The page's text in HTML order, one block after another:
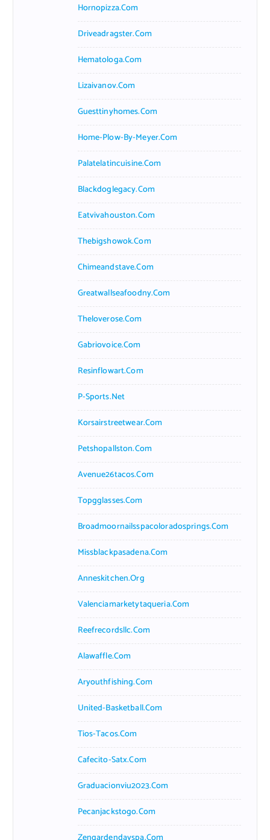
Hornopizza.com
Driveadragster.com
Hematologa.com
Lizaivanov.com
Guesttinyhomes.com
Home-Plow-By-Meyer.com
Palatelatincuisine.com
Blackdoglegacy.com
Eatvivahouston.com
Thebigshowok.com
Chimeandstave.com
Greatwallseafoodny.com
Theloverose.com
Gabriovoice.com
Resinflowart.com
P-Sports.net
Korsairstreetwear.com
Petshopallston.com
Avenue26tacos.com
Topgglasses.com
Broadmoornailsspacoloradosprings.com
Missblackpasadena.com
Anneskitchen.org
Valenciamarketytaqueria.com
Reefrecordsllc.com
Alawaffle.com
Aryouthfishing.com
United-Basketball.com
Tios-Tacos.com
Cafecito-Satx.com
Graduacionviu2023.com
Pecanjackstogo.com